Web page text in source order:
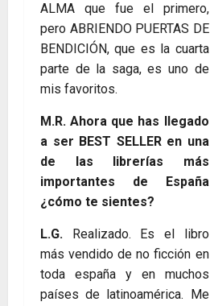
ALMA que fue el primero,
pero ABRIENDO PUERTAS DE
BENDICIÓN, que es la cuarta
parte de la saga, es uno de
mis favoritos.
M.R. Ahora que has llegado
a ser BEST SELLER en una
de las librerías más
importantes de España
¿cómo te sientes?
L.G. Realizado. Es el libro
más vendido de no ficción en
toda españa y en muchos
países de latinoamérica. Me